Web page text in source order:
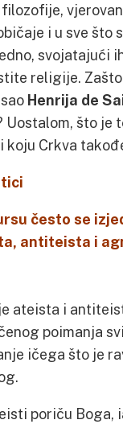
i u sve što
svojatajući
religije. Zašto
Henrija de
Uostalom, što je
koju Crkva
često se
antiteista i
ateista i
poimanja
ičega što je
poriču Boga,